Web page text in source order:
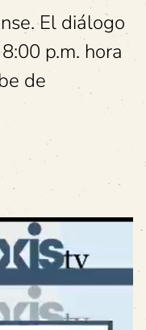
El diálogo
p.m. hora
de